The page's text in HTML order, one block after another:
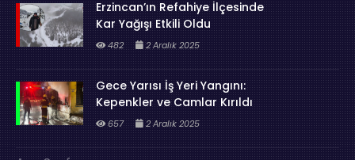
Erzincan’ın Refahiye İlçesinde
Kar Yağışı Etkili Oldu
482 2 Aralık 2025
Gece Yarısı İş Yeri Yangını:
Kepenkler ve Camlar Kırıldı
657 2 Aralık 2025